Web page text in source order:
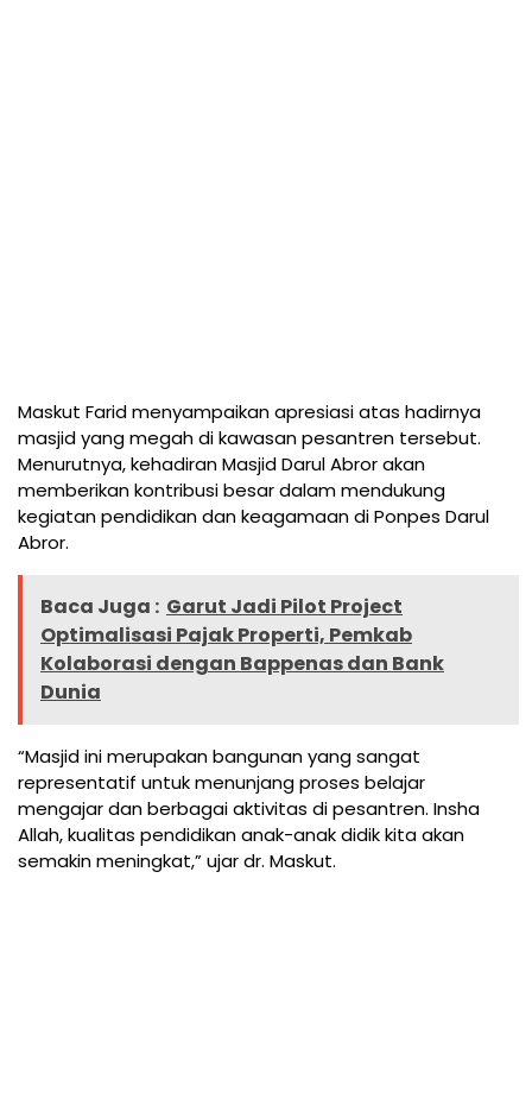
Maskut Farid menyampaikan apresiasi atas hadirnya
masjid yang megah di kawasan pesantren tersebut.
Menurutnya, kehadiran Masjid Darul Abror akan
memberikan kontribusi besar dalam mendukung
kegiatan pendidikan dan keagamaan di Ponpes Darul
Abror.
Baca Juga : Garut Jadi Pilot Project
Optimalisasi Pajak Properti, Pemkab
Kolaborasi dengan Bappenas dan Bank
Dunia
“Masjid ini merupakan bangunan yang sangat
representatif untuk menunjang proses belajar
mengajar dan berbagai aktivitas di pesantren. Insha
Allah, kualitas pendidikan anak-anak didik kita akan
semakin meningkat,” ujar dr. Maskut.